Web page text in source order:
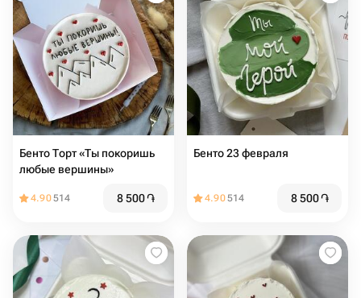
Бенто Торт «Ты покоришь
любые вершины»
4.90514 8 500֏
Бенто 23 февраля
4.90514 8 500֏